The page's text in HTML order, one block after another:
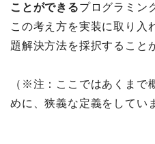
ことができるプログラミン
この考え方を実装に取り入
題解決方法を採択すること
（※注：ここではあくまで
めに、狭義な定義をしてい